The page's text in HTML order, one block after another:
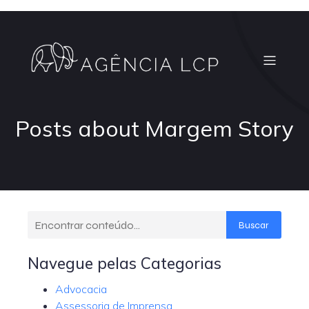
Posts about Margem Story
Buscar
Navegue pelas Categorias
Advocacia
Assessoria de Imprensa